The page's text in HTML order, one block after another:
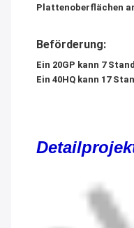
Plattenoberflächen
Beförderung:
Ein 20GP kann 7
Ein 40HQ kann 17